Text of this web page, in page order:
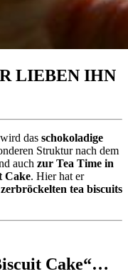
LIEBEN IHN
wird das schokoladige
Struktur nach dem
auch zur Tea Time in
Cake. Hier hat er
tea biscuits
Cake“…